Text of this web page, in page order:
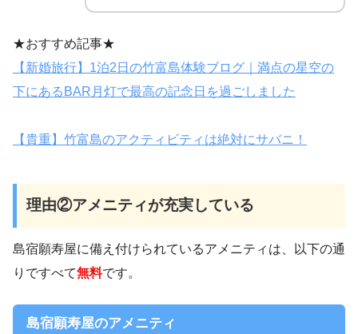
★おすすめ記事★
【新婚旅行】1泊2日の竹富島体験ブログ｜満点の星空の
下にあるBAR月灯で最高の記念日を過ごしました
【貴重】竹富島のアクティビティは絶対にサバニ！
理由②アメニティが充実している
島宿願寿屋に備え付けられているアメニティは、以下の通
りですべて無料です。
島宿願寿屋のアメニティ